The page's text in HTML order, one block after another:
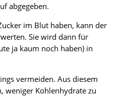
abgegeben.
im Blut haben, kann der
Sie wird dann für
ja kaum noch haben) in
vermeiden. Aus diesem
weniger Kohlenhydrate zu